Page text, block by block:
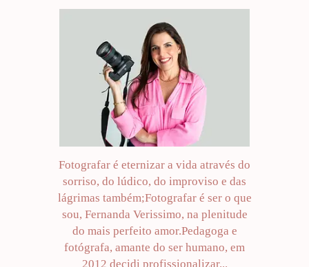
Fotografar é eternizar a vida através do
sorriso, do lúdico, do improviso e das
lágrimas também;Fotografar é ser o que
sou, Fernanda Verissimo, na plenitude
do mais perfeito amor.Pedagoga e
fotógrafa, amante do ser humano, em
2012 decidi profissionalizar...